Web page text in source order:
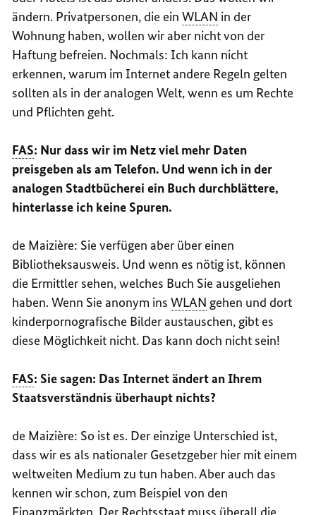
ändern. Privatpersonen, die einWLAN in der
Wohnung haben, wollen wir aber nicht von der
Haftung befreien. Nochmals: Ich kann nicht
erkennen, warum im Internet andere Regeln gelten
sollten als in der analogen Welt, wenn es um Rechte
und Pflichten geht.
FAS: Nur dass wir im Netz viel mehr Daten
preisgeben als am Telefon. Und wenn ich in der
analogen Stadtbücherei ein Buch durchblättere,
hinterlasse ich keine Spuren.
de Maizière: Sie verfügen aber über einen
Bibliotheksausweis. Und wenn es nötig ist, können
die Ermittler sehen, welches Buch Sie ausgeliehen
haben. Wenn Sie anonym insWLAN gehen und dort
kinderpornografische Bilder austauschen, gibt es
diese Möglichkeit nicht. Das kann doch nicht sein!
FAS: Sie sagen: Das Internet ändert an Ihrem
Staatsverständnis überhaupt nichts?
de Maizière: So ist es. Der einzige Unterschied ist,
dass wir es als nationaler Gesetzgeber hier mit einem
weltweiten Medium zu tun haben. Aber auch das
kennen wir schon, zum Beispiel von den